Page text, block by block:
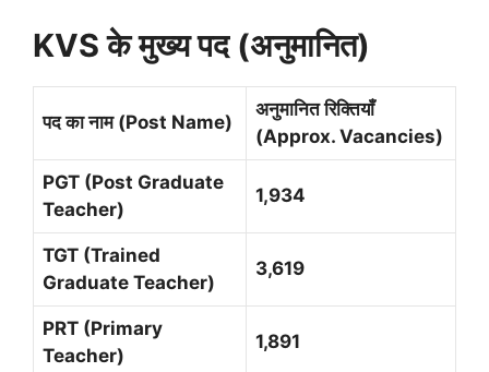
KVS के मुख्य पद (अनुमानित)
पद का नाम (Post Name)
अनुमानित रिक्तियाँ
(Approx. Vacancies)
PGT (Post Graduate
Teacher)
1,934
TGT (Trained
Graduate Teacher)
3,619
PRT (Primary
Teacher)
1,891